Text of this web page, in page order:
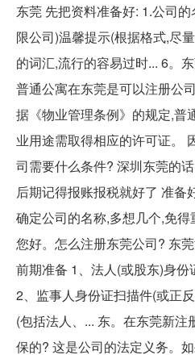
东莞 先把资料准备好: 1.公司
限公司)温馨提示(根据格式,尽
的词汇,流行的容易过时... 6。
普通公寓在东莞是可以注册公
据《物业管理条例》的规定,普
业用途需取得相应的许可证。
司需要什么条件? 深圳东莞的
后期记得报账报税就好了 准备
确定公司的名称,多想几个,免
您好。怎么注册东莞公司? 东
前期准备 1、法人(或股东)身
2、监事人身份证扫描件(或正
(包括法人、... 东。在东莞新
保的? 这是公司的法定义务。